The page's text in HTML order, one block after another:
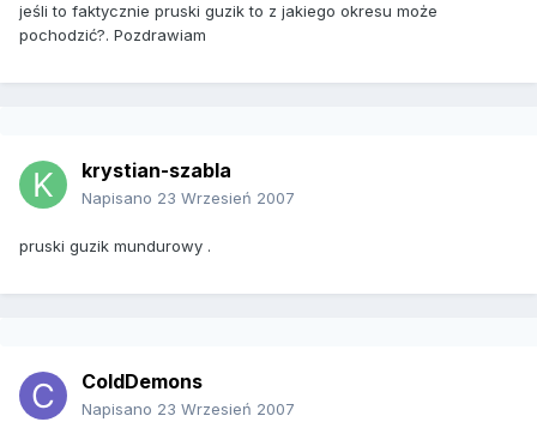
jeśli to faktycznie pruski guzik to z jakiego okresu może
pochodzić?. Pozdrawiam
krystian-szabla
Napisano 23 Wrzesień 2007
pruski guzik mundurowy .
ColdDemons
Napisano 23 Wrzesień 2007